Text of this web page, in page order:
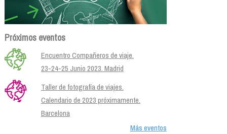
Próximos eventos
Encuentro Compañeros de viaje.
23-24-25 Junio 2023. Madrid
Taller de fotografía de viajes.
Calendario de 2023 próximamente.
Barcelona
Más eventos